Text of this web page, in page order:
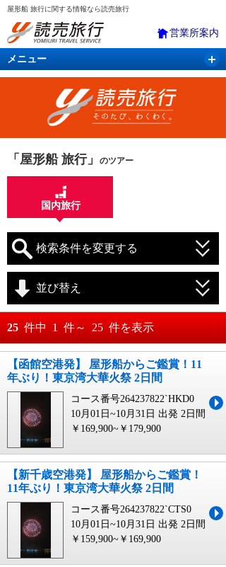
屋形船 旅行に関する情報なら読売旅行
営業所案内
メニュー
国内旅行 バスツアー 海外旅行
「屋形船 旅行」 のツアー
国内旅行
検索条件を変更する
月 日～
日
並び替え
おすすめ順
料金が安い順
料金が高い順
25 件中 1 件～ 25 件を表示
【函館空港発】 屋形船からご鑑賞！11
年ぶり！東京湾大華火祭 2日間
コース番号264237822`HKD0
10月01日~10月31日 出発 2日間
￥169,900~￥179,900
【新千歳空港発】 屋形船からご鑑賞！
11年ぶり！東京湾大華火祭 2日間
コース番号264237822`CTS0
10月01日~10月31日 出発 2日間
￥159,900~￥169,900